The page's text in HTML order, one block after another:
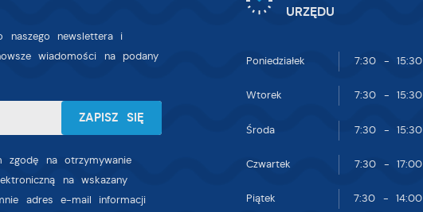
naszego newslettera i
wiadomości na podany
zgodę na otrzymywanie
na wskazany
adres e-mail informacji
URZĘDU
Poniedziałek 7:30 - 15:30
Wtorek 7:30 - 15:30
Środa 7:30 - 15:30
Czwartek 7:30 - 17:00
Piątek 7:30 - 14:00
innych dostawców usług. Firmy te działają w charakterze pośredników
mediów społecznościowych.